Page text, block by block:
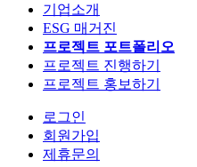
기업소개
ESG 매거진
프로젝트 포트폴리오
프로젝트 진행하기
프로젝트 홍보하기
로그인
회원가입
제휴문의